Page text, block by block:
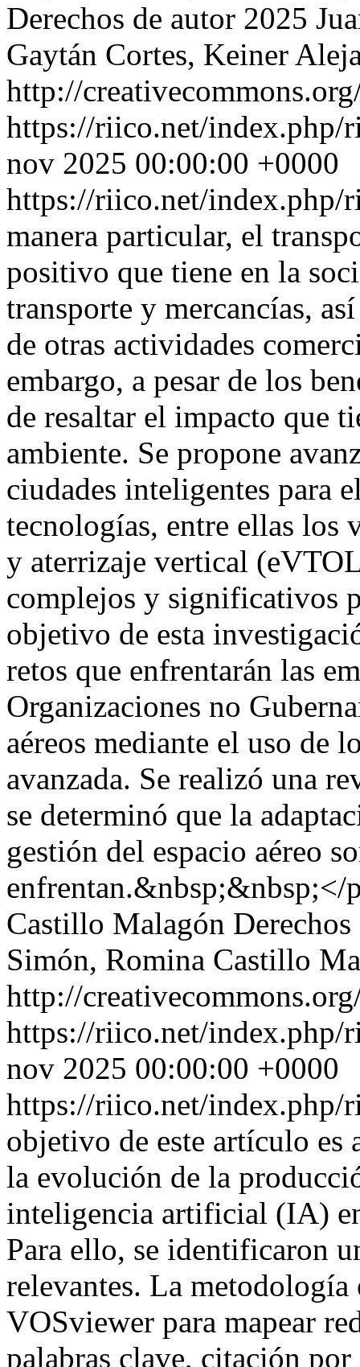
Derechos de autor 2025
Gaytán Cortes, Keiner
http://
https://riico.net/index.php/
nov 2025 00:00:00 +0000
https://riico.net/
manera particular, el
positivo que tiene en la
transporte y mercancías,
de otras actividades
embargo, a pesar de los
de resaltar el impacto que
ambiente. Se propone
ciudades inteligentes para
tecnologías, entre ellas los
y aterrizaje vertical
complejos y significativos
objetivo de esta
retos que enfrentarán las
Organizaciones no
aéreos mediante el uso de
avanzada. Se realizó una
se determinó que la
gestión del espacio aéreo
enfrentan.&nbsp;&nbsp;</
Castillo Malagón
Simón, Romina Castillo
http://
https://riico.net/index.php/
nov 2025 00:00:00 +0000
https://riico.net/
objetivo de este artículo es
la evolución de la
inteligencia artificial (IA)
Para ello, se identificaron
relevantes. La
VOSviewer para mapear
palabras clave, citación